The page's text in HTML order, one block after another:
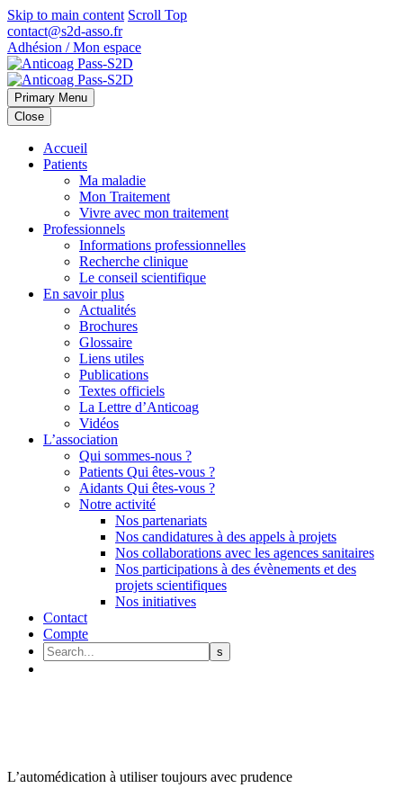
Skip to main content Scroll Top
contact@s2d-asso.fr
Adhésion / Mon espace
Primary Menu
Close
Accueil
Patients
Ma maladie
Mon Traitement
Vivre avec mon traitement
Professionnels
Informations professionnelles
Recherche clinique
Le conseil scientifique
En savoir plus
Actualités
Brochures
Glossaire
Liens utiles
Publications
Textes officiels
La Lettre d’Anticoag
Vidéos
L’association
Qui sommes-nous ?
Patients Qui êtes-vous ?
Aidants Qui êtes-vous ?
Notre activité
Nos partenariats
Nos candidatures à des appels à projets
Nos collaborations avec les agences sanitaires
Nos participations à des évènements et des
projets scientifiques
Nos initiatives
Contact
Compte
L’automédication à utiliser toujours avec prudence